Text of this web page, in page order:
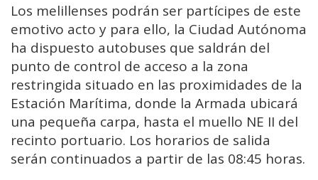
Los melillenses podrán ser partícipes de este
emotivo acto y para ello, la Ciudad Autónoma
ha dispuesto autobuses que saldrán del
punto de control de acceso a la zona
restringida situado en las proximidades de la
Estación Marítima, donde la Armada ubicará
una pequeña carpa, hasta el muello NE II del
recinto portuario. Los horarios de salida
serán continuados a partir de las 08:45 horas.